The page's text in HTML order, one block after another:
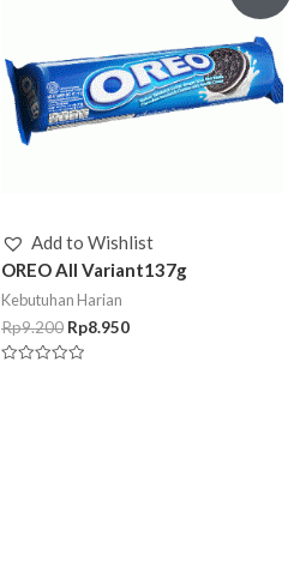
Add to Wishlist
OREO All Variant137g
Kebutuhan Harian
Rp9.200 Rp8.950